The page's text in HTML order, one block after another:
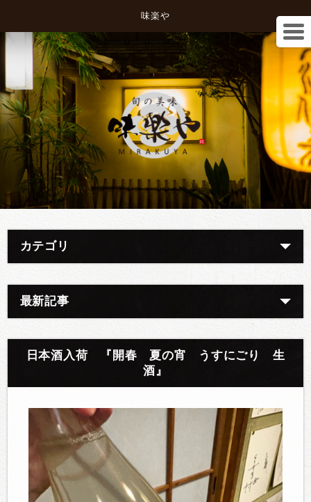
味楽や
カテゴリ
最新記事
日本酒入荷 『開春 夏の宵 うすにごり 生
酒』